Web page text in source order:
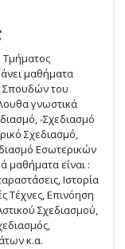
μαθήματα
Σπουδών του
γνωστικά
-Σχεδιασμό
Σχεδιασμό,
Εσωτερικών
μαθήματα είναι :
Ιστορία
Tέχνες, Eπινόηση
Σχεδιασμού,
κ.α.